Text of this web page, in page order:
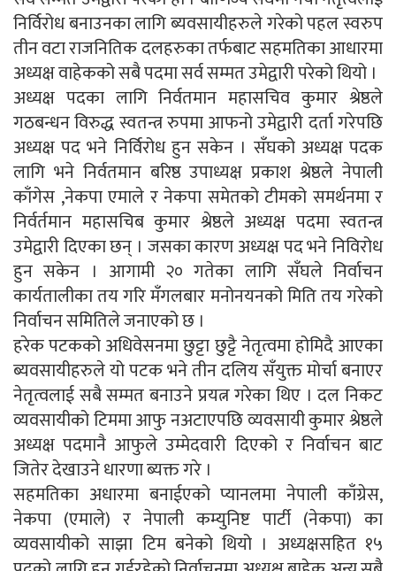
निर्विरोध बनाउनका लागि ब्यवसायीहरुले गरेको पहल स्वरुप
तीन वटा राजनितिक दलहरुका तर्फबाट सहमतिका आधारमा
अध्यक्ष वाहेकको सबै पदमा सर्व सम्मत उमेद्वारी परेको थियो ।
अध्यक्ष पदका लागि निर्वतमान महासचिव कुमार श्रेष्ठले
गठबन्धन विरुद्ध स्वतन्त्र रुपमा आफनो उमेद्वारी दर्ता गरेपछि
अध्यक्ष पद भने निर्विरोध हुन सकेन । सँघको अध्यक्ष पदक
लागि भने निर्वतमान बरिष्ठ उपाध्यक्ष प्रकाश श्रेष्ठले नेपाली
काँगेस ,नेकपा एमाले र नेकपा समेतको टीमको समर्थनमा र
निर्वर्तमान महासचिब कुमार श्रेष्ठले अध्यक्ष पदमा स्वतन्त्र
उमेद्वारी दिएका छन् । जसका कारण अध्यक्ष पद भने निविरोध
हुन सकेन । आगामी २० गतेका लागि सँघले निर्वाचन
कार्यतालीका तय गरि मँगलबार मनोनयनको मिति तय गरेको
निर्वाचन समितिले जनाएको छ ।
हरेक पटकको अधिवेसनमा छुट्टा छुट्टै नेतृत्वमा होमिदै आएका
ब्यवसायीहरुले यो पटक भने तीन दलिय सँयुक्त मोर्चा बनाएर
नेतृत्वलाई सबै सम्मत बनाउने प्रयत्न गरेका थिए । दल निकट
व्यवसायीको टिममा आफु नअटाएपछि व्यवसायी कुमार श्रेष्ठले
अध्यक्ष पदमानै आफुले उम्मेदवारी दिएको र निर्वाचन बाट
जितेर देखाउने धारणा ब्यक्त गरे ।
सहमतिका अधारमा बनाईएको प्यानलमा नेपाली काँग्रेस,
नेकपा (एमाले) र नेपाली कम्युनिष्ट पार्टी (नेकपा) का
व्यवसायीको साझा टिम बनेको थियो । अध्यक्षसहित १५